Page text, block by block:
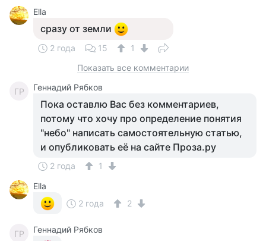
Ellа
сразу от земли
2 года 15
1
Показать все комментарии
ГР Геннадий Рябков
Пока оставлю Вас без комментариев,
потому что хочу про определение понятия
"небо" написать самостоятельную статью,
и опубликовать её на сайте Проза.ру
2 года
1
Ellа
2 года
2
ГР
Геннадий Рябков